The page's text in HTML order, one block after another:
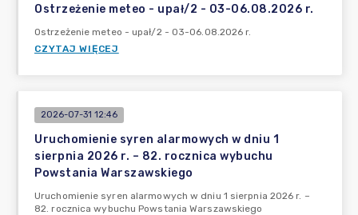
Ostrzeżenie meteo - upał/2 - 03-06.08.2026 r.
Ostrzeżenie meteo - upał/2 - 03-06.08.2026 r.
CZYTAJ WIĘCEJ
2026-07-31 12:46
Uruchomienie syren alarmowych w dniu 1
sierpnia 2026 r. – 82. rocznica wybuchu
Powstania Warszawskiego
Uruchomienie syren alarmowych w dniu 1 sierpnia 2026 r. –
82. rocznica wybuchu Powstania Warszawskiego